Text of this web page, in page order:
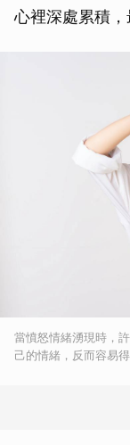
心裡深處累積，
當憤怒情緒湧現時，
己的情緒，反而容易